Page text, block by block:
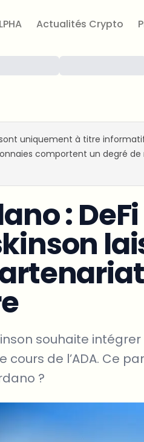
Actualités Crypto
uniquement à titre
comportent un degré de
: DeFi
souhaite intégrer
cours de l’ADA. Ce
?